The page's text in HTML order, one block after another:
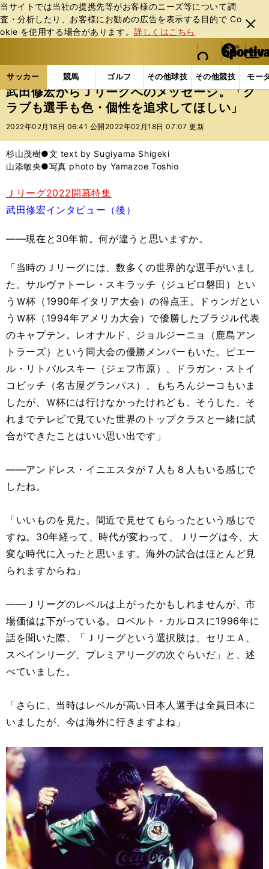
当サイトでは当社の提携先等がお客様のニーズ等について調
査・分析したり、お客様にお勧めの広告を表⽰する⽬的で Co
okie を使⽤する場合があります。詳しくはこちら
閉じ
る
web Sportiva (webスポルティーバ)
検索
マイペ
ー
ジ
メニュ
サッカー 競馬 ゴルフ その他球技 その他競技 モー
ス
ポ
ル
バ
サッカーの記事一覧 Jリーグ他 Jリーグ 武田修
武田修宏からＪリーグへのメッセージ。「ク
ラブも選手も色・個性を追求してほしい」
2022年02月18日 06:41 公開 2022年02月18日 07:07 更新
杉山茂樹●文 text by Sugiyama Shigeki
山添敏央●写真 photo by Yamazoe Toshio
Ｊリーグ2022開幕特集
武田修宏インタビュー（後）
――現在と30年前。何が違うと思いますか。
「当時のＪリーグには、数多くの世界的な選手がいまし
た。サルヴァトーレ・スキラッチ（ジュビロ磐田）とい
うＷ杯（1990年イタリア大会）の得点王。ドゥンガとい
うＷ杯（1994年アメリカ大会）で優勝したブラジル代表
のキャプテン。レオナルド、ジョルジーニョ（鹿島アン
トラーズ）という同大会の優勝メンバーもいた。ピエー
ル・リトバルスキー（ジェフ市原）、ドラガン・ストイ
コビッチ（名古屋グランパス）、もちろんジーコもいま
したが、Ｗ杯には行けなかったけれども、そうした、そ
れまでテレビで見ていた世界のトップクラスと一緒に試
合ができたことはいい思い出です」
――アンドレス・イニエスタが７人も８人もいる感じで
したね。
「いいものを見た。間近で見せてもらったという感じで
すね。30年経って、時代が変わって、Ｊリーグは今、大
変な時代に入ったと思います。海外の試合はほとんど見
られますからね」
――Ｊリーグのレベルは上がったかもしれませんが、市
場価値は下がっている。ロベルト・カルロスに1996年に
話を聞いた際、「Ｊリーグという選択肢は、セリエＡ、
スペインリーグ、プレミアリーグの次ぐらいだ」と、述
べていました。
「さらに、当時はレベルが高い日本人選手は全員日本に
いましたが、今は海外に行きますよね」